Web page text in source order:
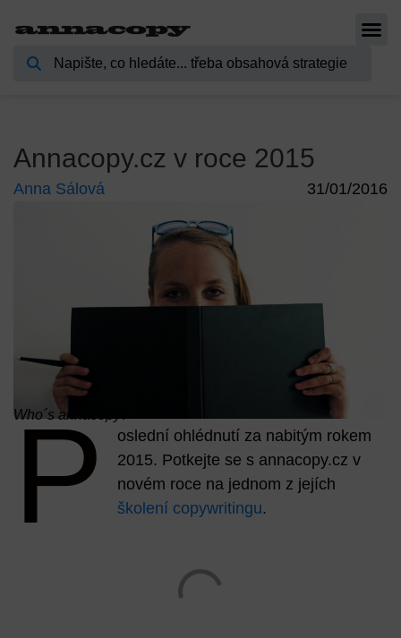
Annacopy.cz v roce 2015
Anna Sálová 31/01/2016
Who´s annacopy?
P
oslední ohlédnutí za nabitým rokem
2015. Potkejte se s annacopy.cz v
novém roce na jednom z jejích
školení copywritingu.